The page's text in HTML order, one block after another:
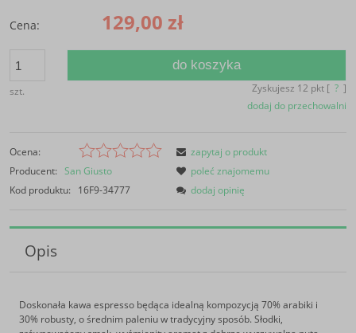
Cena: 129,00 zł
szt.
do koszyka
Zyskujesz 12 pkt [ ? ]
dodaj do przechowalni
Ocena:
Producent: San Giusto
Kod produktu:
16F9-34777
zapytaj o produkt
poleć znajomemu
dodaj opinię
Opis
Doskonała kawa espresso będąca idealną kompozycją 70% arabiki i
30% robusty, o średnim paleniu w tradycyjny sposób. Słodki,